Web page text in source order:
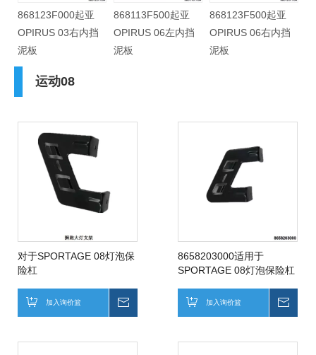
868123F000起亚
OPIRUS 03右内挡
泥板
868113F500起亚
OPIRUS 06左内挡
泥板
868123F500起亚
OPIRUS 06右内挡
泥板
运动08
对于SPORTAGE 08灯泡保
险杠
加入询价篮
8658203000适用于
SPORTAGE 08灯泡保险杠
加入询价篮